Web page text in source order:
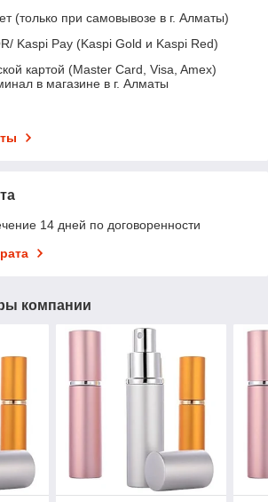
(только при самовывозе в г. Алматы)
Kaspi Pay (Kaspi Gold и Kaspi Red)
картой (Master Card, Visa, Amex)
в магазине в г. Алматы
14 дней по договоренности
компании